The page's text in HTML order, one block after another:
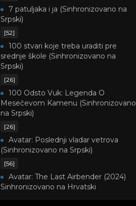
7 patuljaka i ja (Sinhronizovano na
Srpski)
[52]
100 stvari koje treba uraditi pre
srednje škole (Sinhronizovano na
Srpski)
[26]
100 Odsto Vuk: Legenda O
Mesečevom Kamenu (Sinhronizovano
na Srpski)
[26]
Avatar: Poslednji vladar vetrova
(Sinhronizovano na Srpski)
[56]
Avatar: The Last Airbender (2024)
Sinhronizovano na Hrvatski